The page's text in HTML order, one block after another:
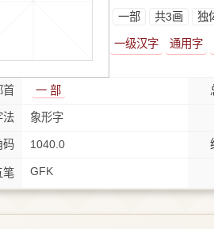
⼀部 共3画 独
一级汉字 通用字
首 ⼀ 部
法 象形字
码 1040.0
笔 GFK